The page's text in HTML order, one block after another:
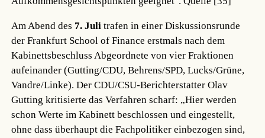
Am Abend des 7. Juli trafen in einer Diskussionsrunde
der Frankfurt School of Finance erstmals nach dem
Kabinettsbeschluss Abgeordnete von vier Fraktionen
aufeinander (Gutting/CDU, Behrens/SPD, Lucks/Grüne,
Vandre/Linke). Der CDU/CSU-Berichterstatter Olav
Gutting kritisierte das Verfahren scharf: „Hier werden
schon Werte im Kabinett beschlossen und eingestellt,
ohne dass überhaupt die Fachpolitiker einbezogen sind,